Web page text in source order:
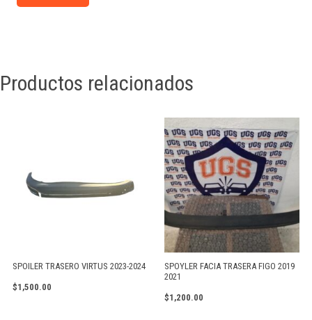
Productos relacionados
SPOILER TRASERO VIRTUS 2023-2024
$1,500.00
SPOYLER FACIA TRASERA FIGO 2019
2021
$1,200.00